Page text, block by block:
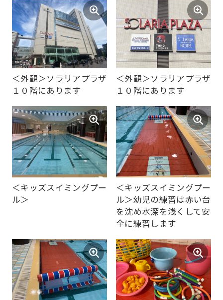
＜外観＞ソラリアプラザ
１０階にあります
＜外観＞ソラリアプラザ
１０階にあります
＜キッズスイミングプー
ル＞
＜キッズスイミングプー
ル＞幼児の練習は赤い台
を沈め水深を浅くして安
全に練習します
For
foreigners
Central
Sports
official
website
is
automatically
translated
into
English.
Click